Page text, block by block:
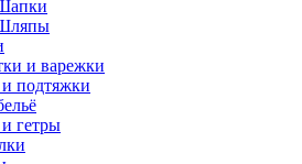
и варежки
подтяжки
гетры